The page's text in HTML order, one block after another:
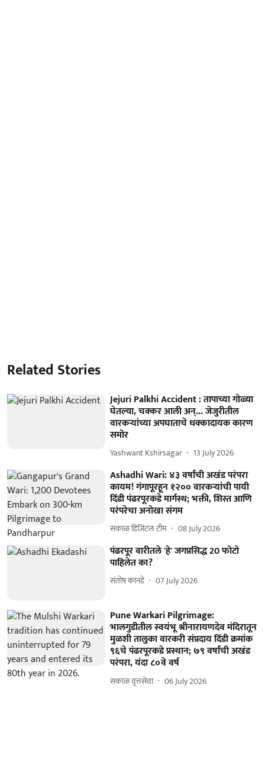
Related Stories
Jejuri Palkhi Accident : तापाच्या गोळ्या
घेतल्या, चक्कर आली अन्... जेजुरीतील
वारकऱ्यांच्या अपघाताचे धक्कादायक कारण
समोर
Yashwant Kshirsagar 13 July 2026
Ashadhi Wari: ४३ वर्षांची अखंड परंपरा
कायम! गंगापूरहून १२०० वारकऱ्यांची पायी
दिंडी पंढरपूरकडे मार्गस्थ; भक्ती, शिस्त आणि
परंपरेचा अनोखा संगम
सकाळ डिजिटल टीम 08 July 2026
पंढरपूर वारीतले 'हे' जगप्रसिद्ध 20 फोटो
पाहिलेत का?
संतोष कानडे 07 July 2026
Pune Warkari Pilgrimage:
भालगुडीतील स्वयंभू श्रीनारायणदेव मंदिरातून
मुळशी तालुका वारकरी संप्रदाय दिंडी क्रमांक
९६चे पंढरपूरकडे प्रस्थान; ७९ वर्षांची अखंड
परंपरा, यंदा ८०वे वर्ष
सकाळ वृत्तसेवा 06 July 2026